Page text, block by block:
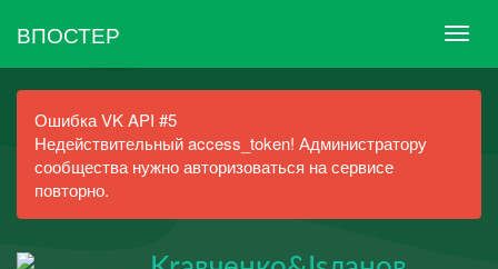
ВПОСТЕР
Ошибка VK API #5
Недействительный access_token! Администратору
сообщества нужно авторизоваться на сервисе
повторно.